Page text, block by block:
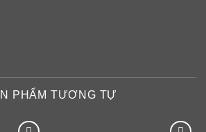
PHẨM TƯƠNG TỰ